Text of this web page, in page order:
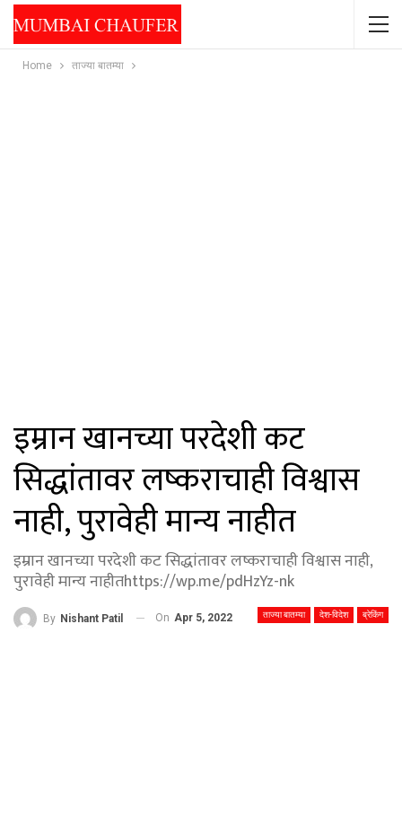
Home ताज्या बातम्या
इम्रान खानच्या परदेशी कट
सिद्धांतावर लष्कराचाही विश्वास
नाही, पुरावेही मान्य नाहीत
इम्रान खानच्या परदेशी कट सिद्धांतावर लष्कराचाही विश्वास नाही,
पुरावेही मान्य नाहीतhttps://wp.me/pdHzYz-nk
ताज्या बातम्या देश-विदेश ब्रेकिंग
By Nishant Patil On Apr 5, 2022